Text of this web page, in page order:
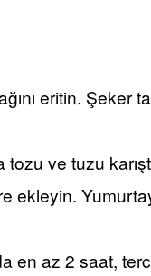
eritin. Şeker
ve tuzu
ekleyin.
en az 2 saat,